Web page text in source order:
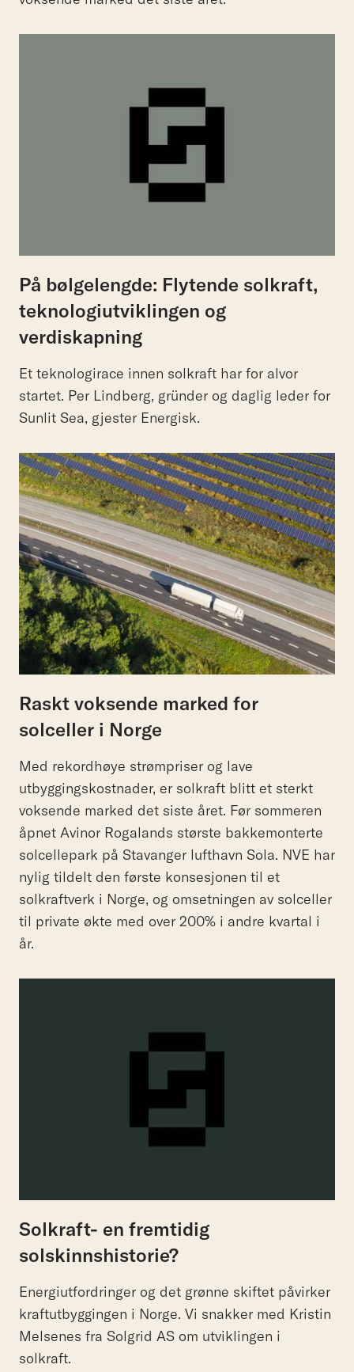
På bølgelengde: Flytende solkraft,
teknologiutviklingen og
verdiskapning
Et teknologirace innen solkraft har for alvor
startet. Per Lindberg, gründer og daglig leder for
Sunlit Sea, gjester Energisk.
Raskt voksende marked for
solceller i Norge
Med rekordhøye strømpriser og lave
utbyggingskostnader, er solkraft blitt et sterkt
voksende marked det siste året. Før sommeren
åpnet Avinor Rogalands største bakkemonterte
solcellepark på Stavanger lufthavn Sola. NVE har
nylig tildelt den første konsesjonen til et
solkraftverk i Norge, og omsetningen av solceller
til private økte med over 200% i andre kvartal i
år.
Solkraft- en fremtidig
solskinnshistorie?
Energiutfordringer og det grønne skiftet påvirker
kraftutbyggingen i Norge. Vi snakker med Kristin
Melsenes fra Solgrid AS om utviklingen i
solkraft.